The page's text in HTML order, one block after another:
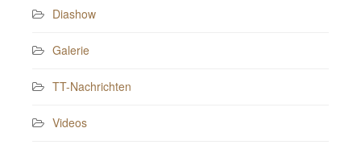
Diashow
Galerie
TT-Nachrichten
Videos